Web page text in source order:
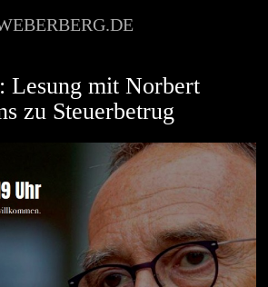
Lesung mit Norbert
zu Steuerbetrug